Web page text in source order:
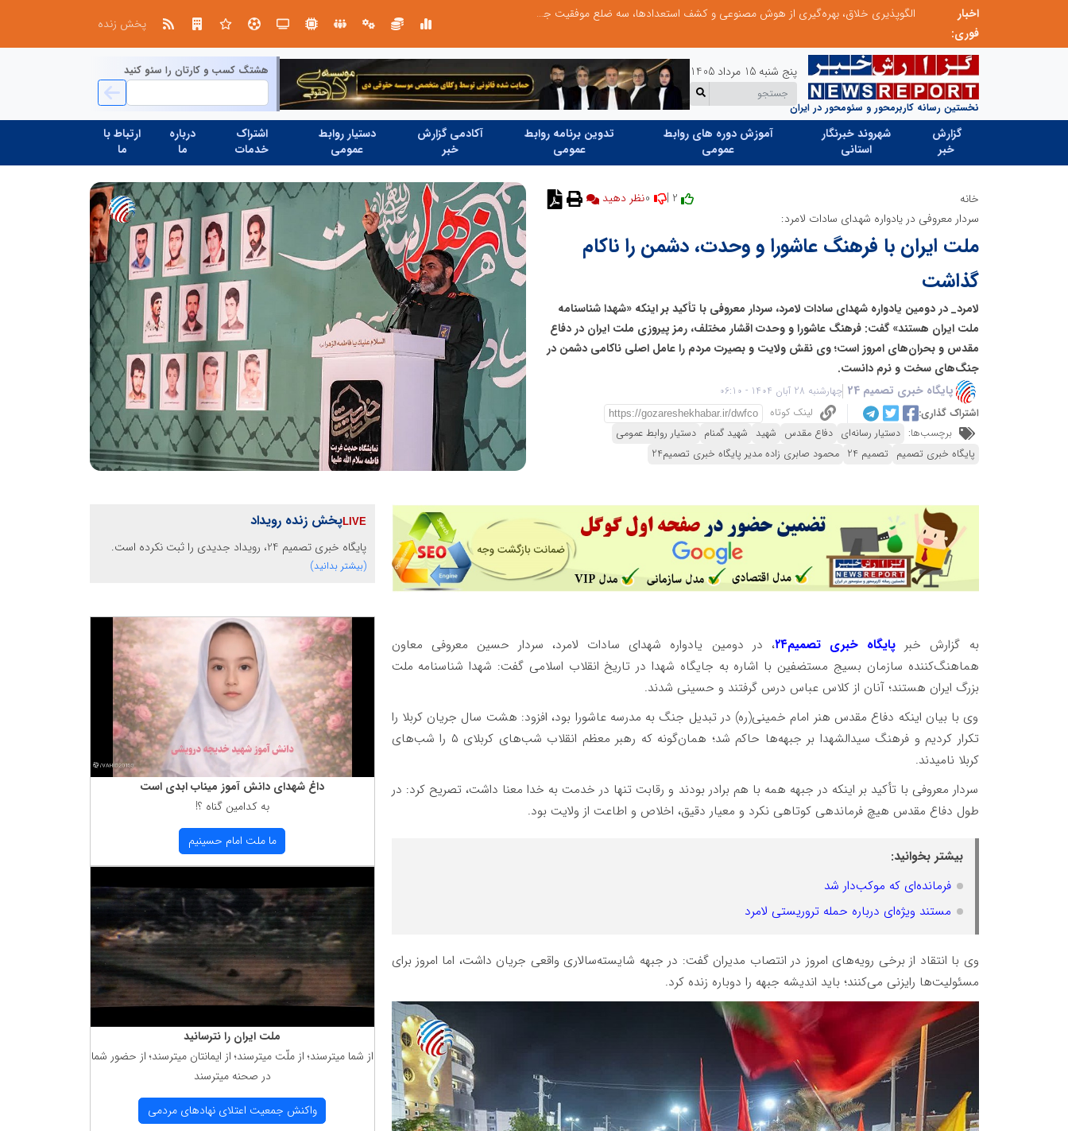
اخبار
فوری:
الگوپذیری خلاق، بهره‌گیری از هوش مصنوعی و کشف استعدادها، سه ضلع موفقیت جوانان کارآفرین
پخش زنده
نخستین رسانه کاربرمحور و سئومحور در ایران
پنج شنبه 15 مرداد 1405 هشتگ کسب و کارتان را سئو کنید
گزارش
خبر
شهروند خبرنگار
استانی
آموزش دوره های روابط
عمومی
تدوین برنامه روابط
عمومی
آکادمی گزارش
خبر
دستیار روابط
عمومی
اشتراک
خدمات
درباره
ما
ارتباط با
ما
خانه
نظر دهید
سردار معروفی در یادواره شهدای سادات لامرد:
ملت ایران با فرهنگ عاشورا و وحدت، دشمن را ناکام
گذاشت
لامرد_ در دومین یادواره شهدای سادات لامرد، سردار معروفی با تأکید بر اینکه «شهدا شناسنامه
ملت ایران هستند» گفت: فرهنگ عاشورا و وحدت اقشار مختلف، رمز پیروزی ملت ایران در دفاع
مقدس و بحران‌های امروز است؛ وی نقش ولایت و بصیرت مردم را عامل اصلی ناکامی دشمن در
جنگ‌های سخت و نرم دانست.
پایگاه خبری تصمیم 24
چهارشنبه 28 آبان 1404 - 06:10
اشتراک گذاری:
لینک کوتاه
برچسب‌ها: دستیار رسانه‌ای دفاع مقدس شهید شهید گمنام دستیار روابط عمومی
پایگاه خبری تصمیم تصمیم 24 محمود صابری زاده مدیر پایگاه خبری تصمیم24
به گزارش خبر پایگاه خبری تصمیم۲۴
، در دومین یادواره شهدای سادات لامرد، سردار حسین معروفی معاون
هماهنگ‌کننده سازمان بسیج مستضفین با اشاره به جایگاه شهدا در تاریخ انقلاب اسلامی گفت: شهدا شناسنامه ملت
بزرگ ایران هستند؛ آنان از کلاس عباس درس گرفتند و حسینی شدند.
وی با بیان اینکه دفاع مقدس هنر امام خمینی(ره) در تبدیل جنگ به مدرسه عاشورا بود، افزود: هشت سال جریان کربلا را
تکرار کردیم و فرهنگ سیدالشهدا بر جبهه‌ها حاکم شد؛ همان‌گونه که رهبر معظم انقلاب شب‌های کربلای ۵ را شب‌های
کربلا نامیدند.
سردار معروفی با تأکید بر اینکه در جبهه همه با هم برادر بودند و رقابت تنها در خدمت به خدا معنا داشت، تصریح کرد: در
طول دفاع مقدس هیچ فرماندهی کوتاهی نکرد و معیار دقیق، اخلاص و اطاعت از ولایت بود.
بیشتر بخوانید:
فرمانده‌ای که موکب‌دار شد
مستند ویژه‌ای درباره حمله تروریستی لامرد
وی با انتقاد از برخی رویه‌های امروز در انتصاب مدیران گفت: در جبهه شایسته‌سالاری واقعی جریان داشت، اما امروز برای
مسئولیت‌ها رایزنی می‌کنند؛ باید اندیشه جبهه را دوباره زنده کرد.
پخش زنده رویداد
پایگاه خبری تصمیم 24، رویداد جدیدی را ثبت نکرده است.
(بیشتر بدانید)
داغ شهدای دانش آموز میناب ابدی است
به كدامین گناه ؟!
ما ملت امام حسینیم
ملت ایران را نترسانید
از شما میترسند؛ از ملّت میترسند؛ از ایمانتان میترسند؛ از حضور شما
در صحنه میترسند
واكنش جمعیت اعتلای نهادهای مردمی